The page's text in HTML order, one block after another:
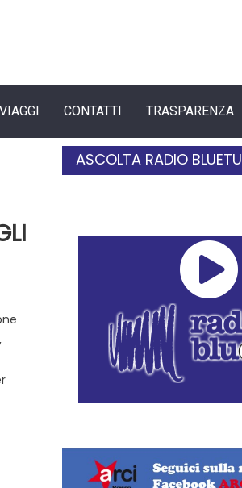
VIAGGI CONTATTI TRASPARENZA
,
ASCOLTA RADIO BLUETU